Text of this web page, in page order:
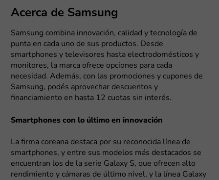
Acerca de Samsung
Samsung combina innovación, calidad y tecnología de
punta en cada uno de sus productos. Desde
smartphones y televisores hasta electrodomésticos y
monitores, la marca ofrece opciones para cada
necesidad. Además, con las promociones y cupones de
Samsung, podés aprovechar descuentos y
financiamiento en hasta 12 cuotas sin interés.
Smartphones con lo último en innovación
La firma coreana destaca por su reconocida línea de
smartphones, y entre sus modelos más destacados se
encuentran los de la serie Galaxy S, que ofrecen alto
rendimiento y cámaras de último nivel, y la línea Galaxy